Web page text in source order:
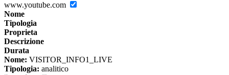
www.youtube.com
Nome
Tipologia
Proprieta
Descrizione
Durata
Nome: VISITOR_INFO1_LIVE
Tipologia: analitico